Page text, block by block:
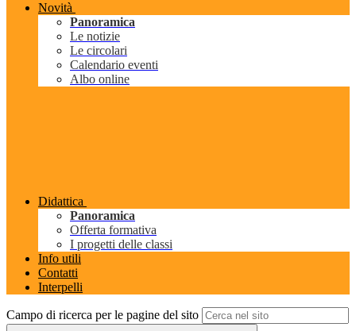
Novità
Panoramica
Le notizie
Le circolari
Calendario eventi
Albo online
Didattica
Panoramica
Offerta formativa
I progetti delle classi
Info utili
Contatti
Interpelli
Campo di ricerca per le pagine del sito